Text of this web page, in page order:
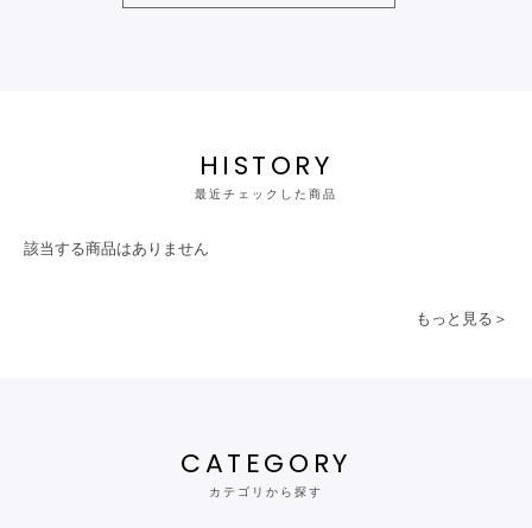
HISTORY
最近チェックした商品
該当する商品はありません
もっと見る＞
CATEGORY
カテゴリから探す